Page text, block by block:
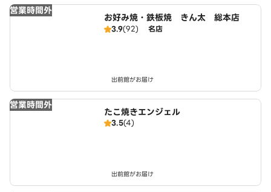
営業時間外
お好み焼・鉄板焼 きん太 総本店
3.9(92) 名店
出前館がお届け
営業時間外
たこ焼きエンジェル
3.5(4)
出前館がお届け